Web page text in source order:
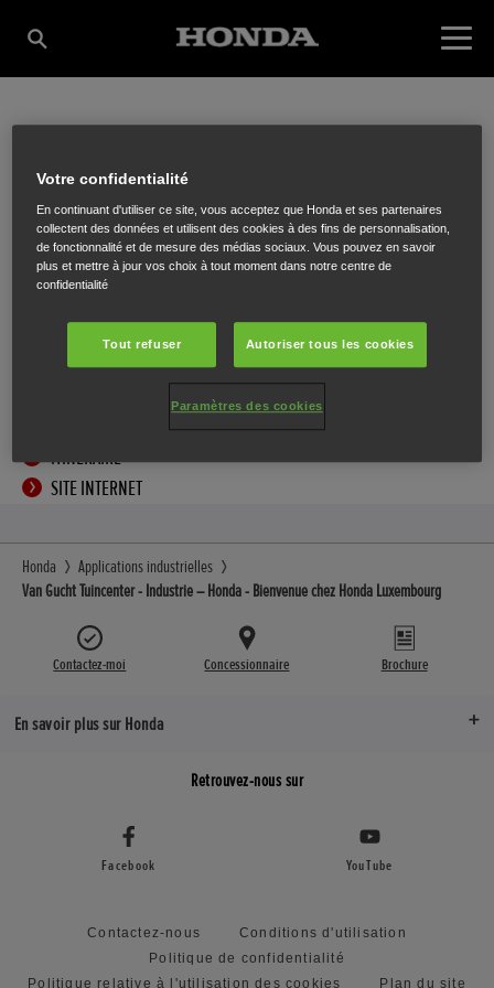
VAN GUCHT
TUINCENTER
Pieter Corneliskaai 13,Aalst,9300
ITINÉRAIRE
SITE INTERNET
Honda
Applications industrielles
Van Gucht Tuincenter - Industrie – Honda - Bienvenue chez Honda Luxembourg
Contactez-moi Concessionnaire Brochure
En savoir plus sur Honda
Retrouvez-nous sur
Facebook YouTube
Contactez-nous
Conditions d'utilisation
Politique de confidentialité
Politique relative à l'utilisation des cookies
Plan du site
Votre confidentialité
En continuant d'utiliser ce site, vous acceptez que Honda et ses partenaires
collectent des données et utilisent des cookies à des fins de personnalisation,
de fonctionnalité et de mesure des médias sociaux. Vous pouvez en savoir
plus et mettre à jour vos choix à tout moment dans notre centre de
confidentialité
Tout refuser Autoriser tous les cookies
Paramètres des cookies